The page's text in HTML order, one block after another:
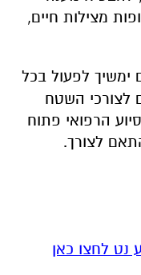
לצורכי השטח
הרפואי פתוח
בו, אתם רשאים